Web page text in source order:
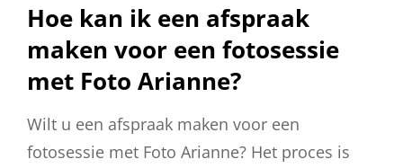
Hoe kan ik een afspraak
maken voor een fotosessie
met Foto Arianne?
Wilt u een afspraak maken voor een
fotosessie met Foto Arianne? Het proces is